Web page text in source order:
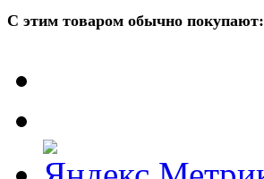
С этим товаром обычно покупают: